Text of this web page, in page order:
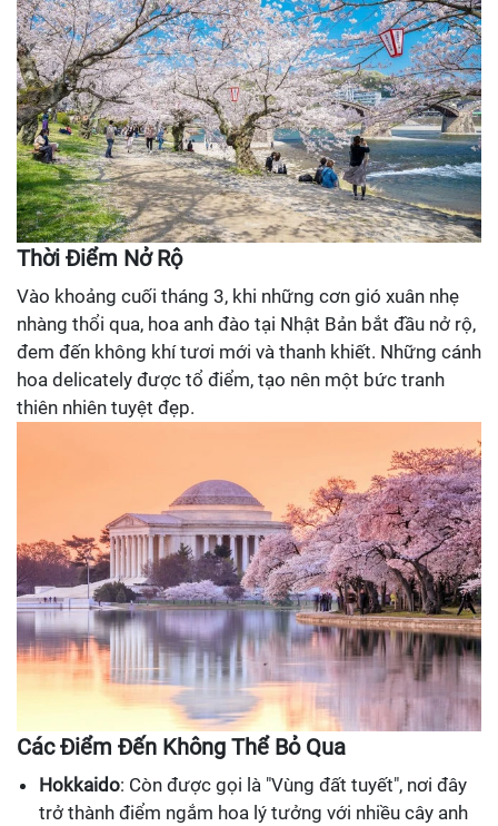
Thời Điểm Nở Rộ
Vào khoảng cuối tháng 3, khi những cơn gió xuân nhẹ
nhàng thổi qua, hoa anh đào tại Nhật Bản bắt đầu nở rộ,
đem đến không khí tươi mới và thanh khiết. Những cánh
hoa delicately được tổ điểm, tạo nên một bức tranh
thiên nhiên tuyệt đẹp.
Các Điểm Đến Không Thể Bỏ Qua
Hokkaido: Còn được gọi là "Vùng đất tuyết", nơi đây
trở thành điểm ngắm hoa lý tưởng với nhiều cây anh